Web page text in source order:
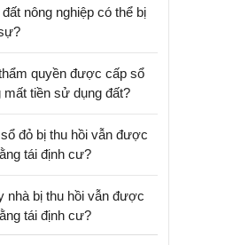
nông nghiệp có thể bị
quyền được cấp sổ
mất tiền sử dụng đất?
đỏ bị thu hồi vẫn được
tái định cư?
nhà bị thu hồi vẫn được
tái định cư?